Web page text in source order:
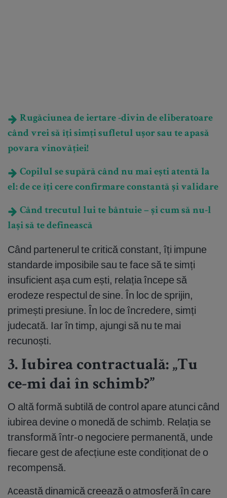
Rugăciunea de iertare -divin de eliberatoare
când vrei să îți simți sufletul ușor sau te apasă
povara vinovăției!
Copilul se supără când nu mai ești atentă la
el: de ce îți cere confirmare constantă și validare
Când trecutul lui te bântuie – și cum să nu-l
lași să te definească
Când partenerul te critică constant, îți impune
standarde imposibile sau te face să te simți
insuficient așa cum ești, relația începe să
erodeze respectul de sine. În loc de sprijin,
primești presiune. În loc de încredere, simți
judecată. Iar în timp, ajungi să nu te mai
recunoști.
3. Iubirea contractuală: „Tu
ce-mi dai în schimb?”
O altă formă subtilă de control apare atunci când
iubirea devine o monedă de schimb. Relația se
transformă într-o negociere permanentă, unde
fiecare gest de afecțiune este condiționat de o
recompensă.
Această dinamică creează o atmosferă în care